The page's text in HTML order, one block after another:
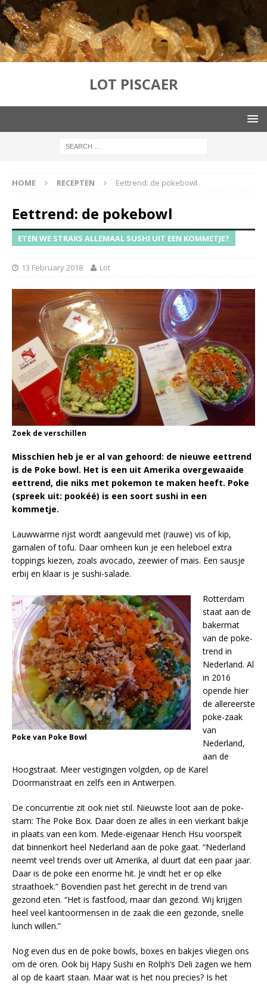
LOT PISCAER
HOME RECEPTEN Eettrend: de pokebowl
Eettrend: de pokebowl
ETEN WE STRAKS ALLEMAAL SUSHI UIT EEN KOMMETJE?
13 February 2018 Lot
Zoek de verschillen
Misschien heb je er al van gehoord: de nieuwe eettrend
is de Poke bowl. Het is een uit Amerika overgewaaide
eettrend, die niks met pokemon te maken heeft. Poke
(spreek uit: pookéé) is een soort sushi in een
kommetje.
Lauwwarme rijst wordt aangevuld met (rauwe) vis of kip,
garnalen of tofu. Daar omheen kun je een heleboel extra
toppings kiezen, zoals avocado, zeewier of mais. Een sausje
erbij en klaar is je sushi-salade.
Poke van Poke Bowl
Rotterdam
staat aan de
bakermat
van de poke-
trend in
Nederland. Al
in 2016
opende hier
de allereerste
poke-zaak
van
Nederland,
aan de
Hoogstraat. Meer vestigingen volgden, op de Karel
Doormanstraat en zelfs een in Antwerpen.
De concurrentie zit ook niet stil. Nieuwste loot aan de poke-
stam: The Poke Box. Daar doen ze alles in een vierkant bakje
in plaats van een kom. Mede-eigenaar Hench Hsu voorspelt
dat binnenkort heel Nederland aan de poke gaat. “Nederland
neemt veel trends over uit Amerika, al duurt dat een paar jaar.
Daar is de poke een enorme hit. Je vindt het er op elke
straathoek.” Bovendien past het gerecht in de trend van
gezond eten. “Het is fastfood, maar dan gezond. Wij krijgen
heel veel kantoormensen in de zaak die een gezonde, snelle
lunch willen.”
Nog even dus en de poke bowls, boxes en bakjes vliegen ons
om de oren. Ook bij Hapy Sushi en Rolph’s Deli zagen we hem
al op de kaart staan. Maar wat is het nou precies? Is het